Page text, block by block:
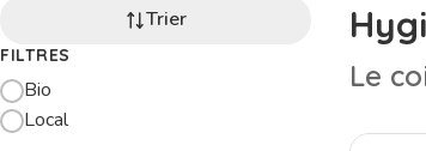
Trier
FILTRES
Bio
Local
Le